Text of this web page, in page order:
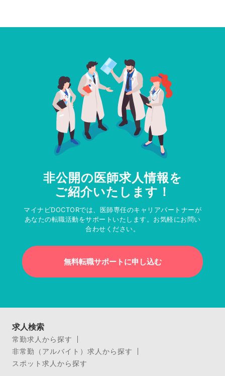
非公開の医師求人情報を
ご紹介いたします！
マイナビDOCTORでは、医師専任のキャリアパートナーが
あなたの転職活動をサポートいたします。お気軽にお問い
合わせください。
無料転職サポートに申し込む
求人検索
常勤求人から探す
非常勤（アルバイト）求人から探す
スポット求人から探す